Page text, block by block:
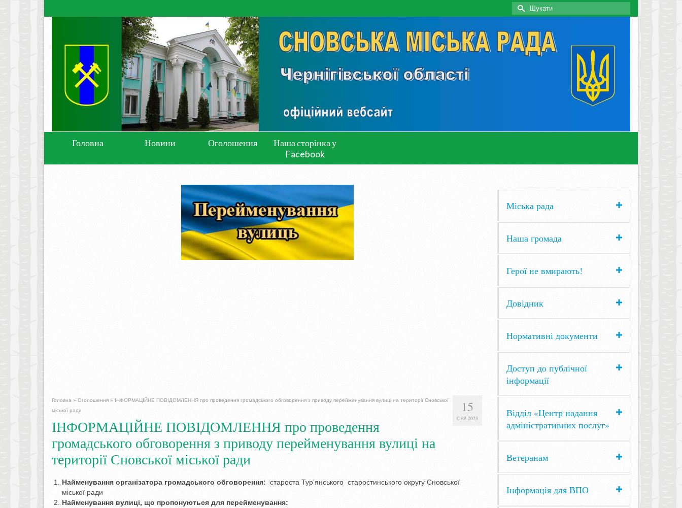
Search
for:
Головна Новини Оголошення
Наша сторінка у
Facebook
15
СЕР 2023
Головна » Оголошення » ІНФОРМАЦІЙНЕ ПОВІДОМЛЕННЯ про проведення громадського обговорення з приводу перейменування вулиці на території Сновської
міської ради
ІНФОРМАЦІЙНЕ ПОВІДОМЛЕННЯ про проведення
громадського обговорення з приводу перейменування вулиці на
території Сновської міської ради
Найменування організатора громадського обговорення: староста Тур’янського старостинського округу Сновської
міської ради
Найменування вулиці, що пропонуються для перейменування:
Міська рада
Наша громада
Герої не вмирають!
Довідник
Нормативні документи
Доступ до публічної
інформації
Відділ «Центр надання
адміністративних послуг»
Ветеранам
Інформація для ВПО